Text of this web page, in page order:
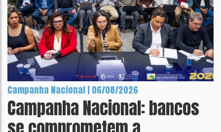
Campanha Nacional | 06/08/2026
Campanha Nacional: bancos